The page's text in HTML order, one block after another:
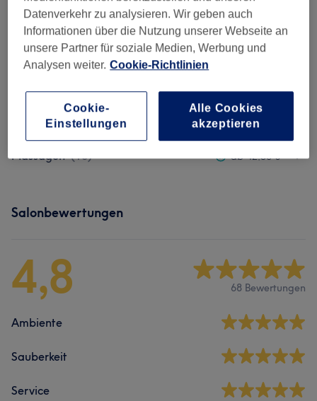
Nackenmassage
30 Min. - 1 Std. 30 Min.
Details anzeigen
Spare bis zu 15%
Nicht gefunden wonach du gesucht hast?
Alle Services
Massagen (13) ab 42,50 €
Salonbewertungen
4,8 68 Bewertungen
Ambiente
Sauberkeit
Service
Datenverkehr zu analysieren. Wir geben auch
Informationen über die Nutzung unserer Webseite an
unsere Partner für soziale Medien, Werbung und
Analysen weiter. Cookie-Richtlinien
Cookie-
Einstellungen
Alle Cookies
akzeptieren